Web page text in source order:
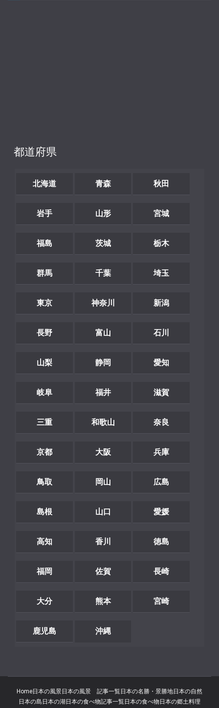
都道府県
北海道 青森 秋田
岩手 山形 宮城
福島 茨城 栃木
群馬 千葉 埼玉
東京 神奈川 新潟
長野 富山 石川
山梨 静岡 愛知
岐阜 福井 滋賀
三重 和歌山 奈良
京都 大阪 兵庫
鳥取 岡山 広島
島根 山口 愛媛
高知 香川 徳島
福岡 佐賀 長崎
大分 熊本 宮崎
鹿児島 沖縄
Home日本の風景日本の風景 記事一覧日本の名勝・景勝地日本の自然
日本の島 日本の湖 日本の食べ物記事一覧日本の食べ物 日本の郷土料理